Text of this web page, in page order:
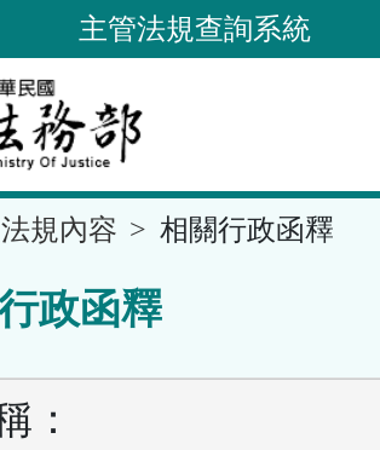
主管法規查詢系統
法規內容 相關行政函釋
政函釋
：